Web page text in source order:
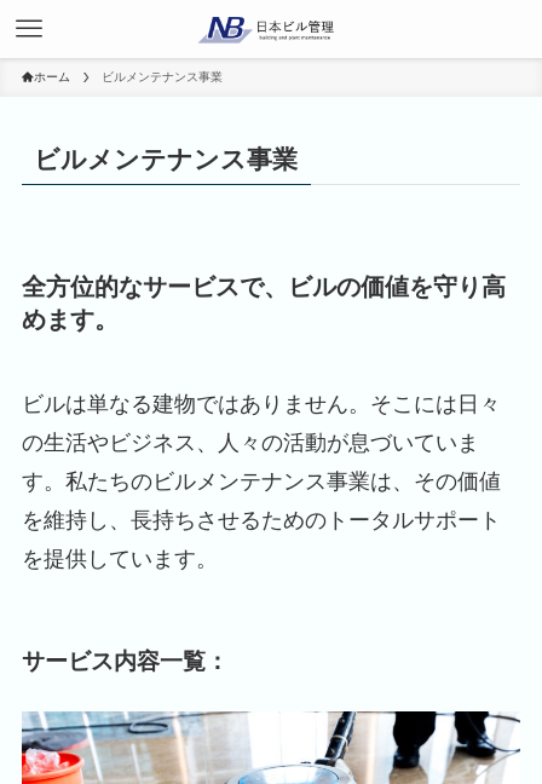
ホーム ビルメンテナンス事業
ビルメンテナンス事業
全方位的なサービスで、ビルの価値を守り高
めます。
ビルは単なる建物ではありません。そこには日々
の生活やビジネス、人々の活動が息づいていま
す。私たちのビルメンテナンス事業は、その価値
を維持し、長持ちさせるためのトータルサポート
を提供しています。
サービス内容一覧：